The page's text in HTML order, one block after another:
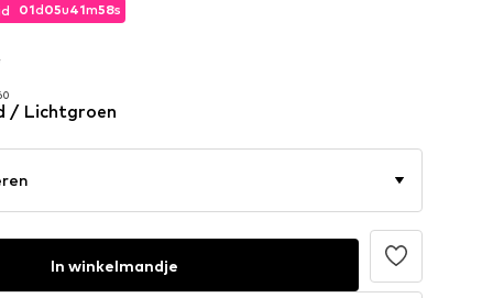
01d05u41m55s
01d05u41m55s
/ Lichtgroen
In winkelmandje